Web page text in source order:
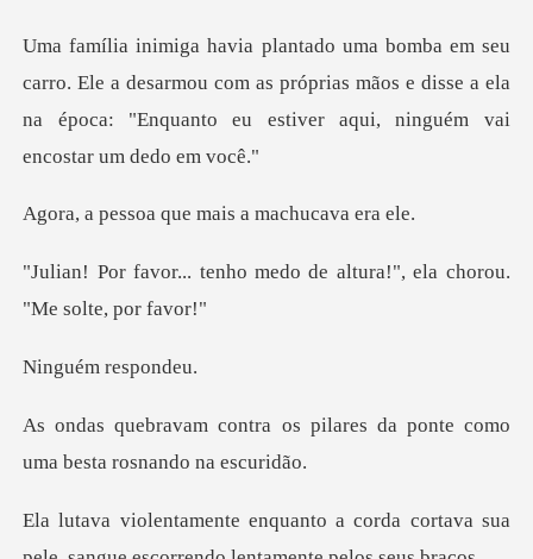
e a desarmou com as próprias mãos e disse a ela
na época: "En
que mais a mac
o medo de altura!", ela ch
m resp
pilares da ponte como
uma b
corda cortava sua